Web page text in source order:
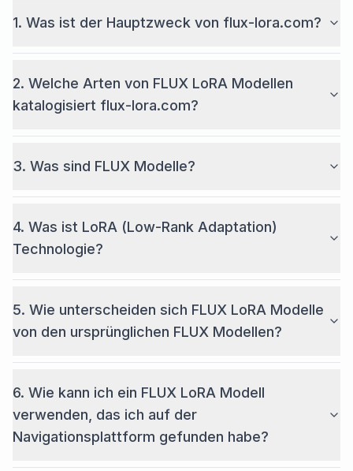
1. Was ist der Hauptzweck von flux-lora.com?
2. Welche Arten von FLUX LoRA Modellen
katalogisiert flux-lora.com?
3. Was sind FLUX Modelle?
4. Was ist LoRA (Low-Rank Adaptation)
Technologie?
5. Wie unterscheiden sich FLUX LoRA Modelle
von den ursprünglichen FLUX Modellen?
6. Wie kann ich ein FLUX LoRA Modell
verwenden, das ich auf der
Navigationsplattform gefunden habe?